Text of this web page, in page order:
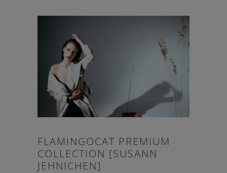
FLAMINGOCAT PREMIUM
COLLECTION [SUSANN
JEHNICHEN]